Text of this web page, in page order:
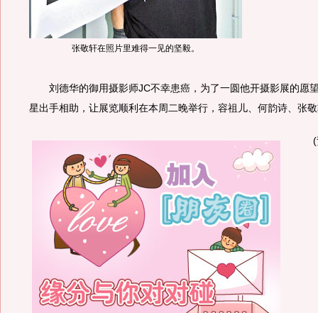
张敬轩在照片里难得一见的坚毅。
刘德华的御用摄影师JC不幸患癌，为了一圆他开摄影展的愿
星出手相助，让展览顺利在本周二晚举行，容祖儿、何韵诗、张